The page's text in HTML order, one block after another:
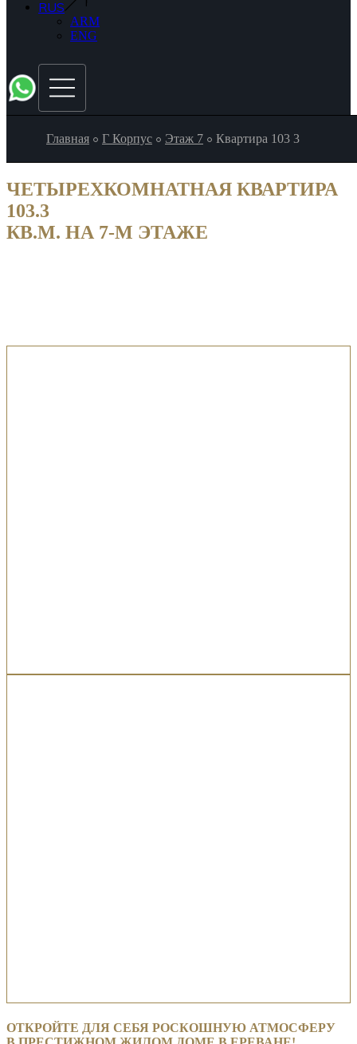
RUS
ARM
ENG
Главная Г Корпус Этаж 7 Квартира 103 3
ЧЕТЫРЕХКОМНАТНАЯ КВАРТИРА
103.3
КВ.М. НА 7-М ЭТАЖЕ
ОТКРОЙТЕ ДЛЯ СЕБЯ РОСКОШНУЮ АТМОСФЕРУ